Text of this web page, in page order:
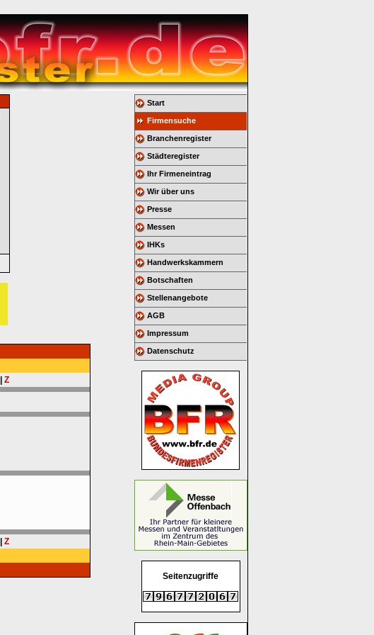
Z
Z
Start
Firmensuche
Branchenregister
Städteregister
Ihr Firmeneintrag
Wir über uns
Presse
Messen
IHKs
Handwerkskammern
Botschaften
Stellenangebote
AGB
Impressum
Datenschutz
Seitenzugriffe